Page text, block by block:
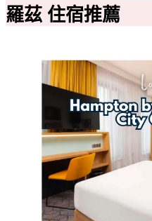
羅茲 住宿推薦